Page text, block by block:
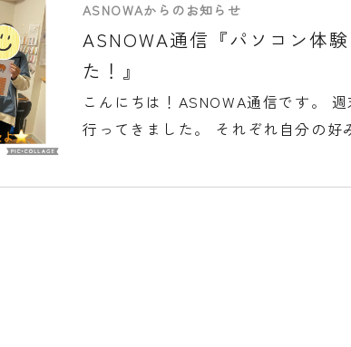
ASNOWAからのお知らせ
ASNOWA通信『パソコン体
た！』
こんにちは！ASNOWA通信です。
行ってきました。 それぞれ自分の